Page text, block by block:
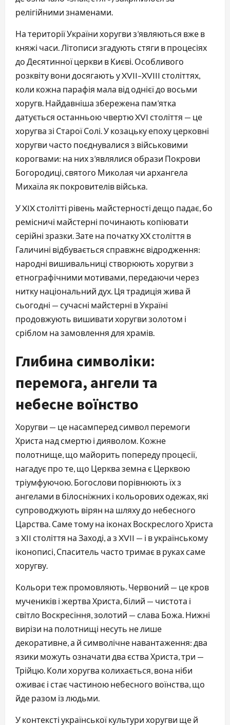
релігійними знаменами.
На території України хоругви з’являються вже в
княжі часи. Літописи згадують стяги в процесіях
до Десятинної церкви в Києві. Особливого
розквіту вони досягають у XVII–XVIII століттях,
коли кожна парафія мала від однієї до восьми
хоругв. Найдавніша збережена пам’ятка
датується останньою чвертю XVI століття — це
хоругва зі Старої Солі. У козацьку епоху церковні
хоругви часто поєднувалися з військовими
корогвами: на них з’являлися образи Покрови
Богородиці, святого Миколая чи архангела
Михаїла як покровителів війська.
У XIX столітті рівень майстерності дещо падає, бо
ремісничі майстерні починають копіювати
серійні зразки. Зате на початку XX століття в
Галичині відбувається справжнє відродження:
народні вишивальниці створюють хоругви з
етнографічними мотивами, передаючи через
нитку національний дух. Ця традиція жива й
сьогодні — сучасні майстерні в Україні
продовжують вишивати хоругви золотом і
сріблом на замовлення для храмів.
Глибина символіки:
перемога, ангели та
небесне воїнство
Хоругви — це насамперед символ перемоги
Христа над смертю і дияволом. Кожне
полотнище, що майорить попереду процесії,
нагадує про те, що Церква земна є Церквою
тріумфуючою. Богослови порівнюють їх з
ангелами в білосніжних і кольорових одежах, які
супроводжують вірян на шляху до небесного
Царства. Саме тому на іконах Воскреслого Христа
з XII століття на Заході, а з XVII — і в українському
іконописі, Спаситель часто тримає в руках саме
хоругву.
Кольори теж промовляють. Червоний — це кров
мучеників і жертва Христа, білий — чистота і
світло Воскресіння, золотий — слава Божа. Нижні
вирізи на полотнищі несуть не лише
декоративне, а й символічне навантаження: два
язики можуть означати два єства Христа, три —
Трійцю. Коли хоругва колихається, вона ніби
оживає і стає частиною небесного воїнства, що
йде разом із людьми.
У контексті української культури хоругви ще й